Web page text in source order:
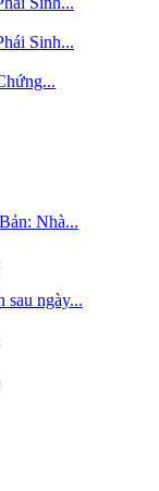
Sinh...
Nhà...
sau ngày...